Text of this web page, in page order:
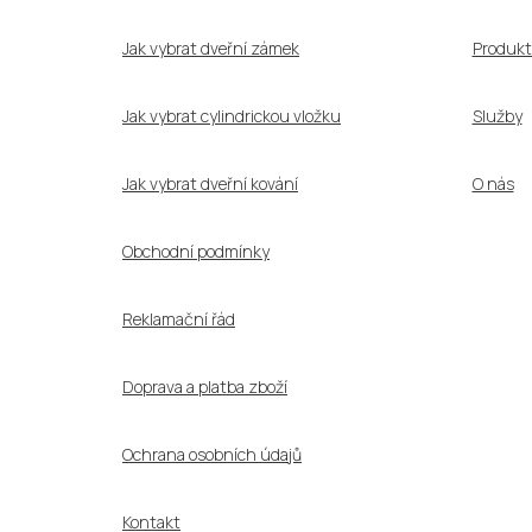
Jak vybrat dveřní zámek
Jak vybrat cylindrickou vložku
Jak vybrat dveřní kování
Obchodní podmínky
Reklamační řád
Doprava a platba zboží
Ochrana osobních údajů
Kontakt
Služby
O nás